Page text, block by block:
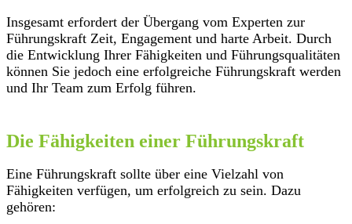
Insgesamt erfordert der Übergang vom Experten zur
Führungskraft Zeit, Engagement und harte Arbeit. Durch
die Entwicklung Ihrer Fähigkeiten und Führungsqualitäten
können Sie jedoch eine erfolgreiche Führungskraft werden
und Ihr Team zum Erfolg führen.
Die Fähigkeiten einer Führungskraft
Eine Führungskraft sollte über eine Vielzahl von
Fähigkeiten verfügen, um erfolgreich zu sein. Dazu
gehören: